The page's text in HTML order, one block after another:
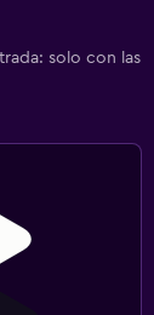
solo con las